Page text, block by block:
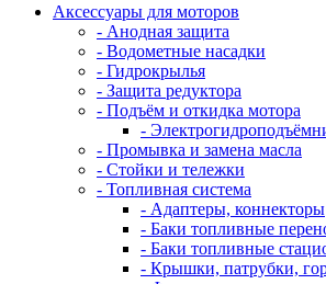
Аксессуары для моторов
- Анодная защита
- Водометные насадки
- Гидрокрылья
- Защита редуктора
- Подъём и откидка мотора
-
- Промывка и замена масла
- Стойки и тележки
- Топливная система
- Адаптеры, коннекторы
- Баки топливные
- Баки топливные
- Крышки, патрубки,